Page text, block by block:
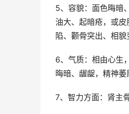
5、容貌：面色晦暗
油大、起暗疮，或
陷、颧骨突出、相貌
6、气质：相由心生
晦暗、龌龊，精神萎
7、智力方面：肾主